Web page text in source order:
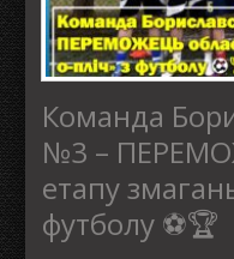
Команда
№3 –
етапу
футболу ⚽🏆